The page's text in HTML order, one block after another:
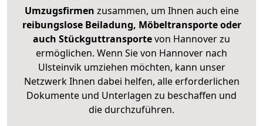
Umzugsfirmen zusammen, um Ihnen auch eine
reibungslose Beiladung, Möbeltransporte oder
auch Stückguttransportevon Hannover zu
ermöglichen. Wenn Sie von Hannover nach
Ulsteinvik umziehen möchten, kann unser
Netzwerk Ihnen dabei helfen, alle erforderlichen
Dokumente und Unterlagen zu beschaffen und
die durchzuführen.